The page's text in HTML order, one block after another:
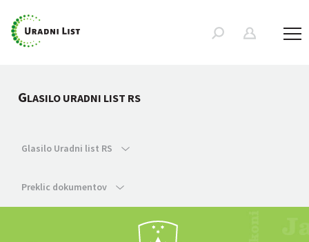
GLASILO URADNI LIST RS
Glasilo Uradni list RS
Preklic dokumentov